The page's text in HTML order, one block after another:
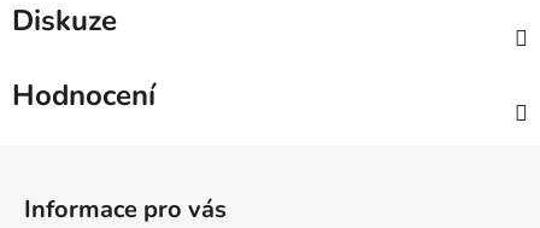
Diskuze
Hodnocení
Informace pro vás